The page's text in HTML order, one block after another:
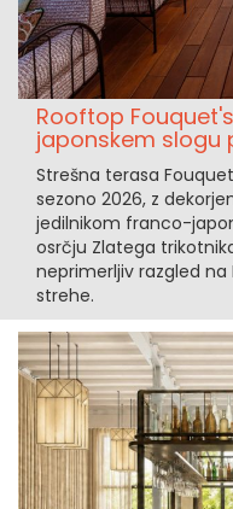
Rooftop
japonskem slogu
Strešna terasa
sezono 2026, z
jedilnikom franco-
osrčju Zlatega
neprimerljiv razgled na
strehe.